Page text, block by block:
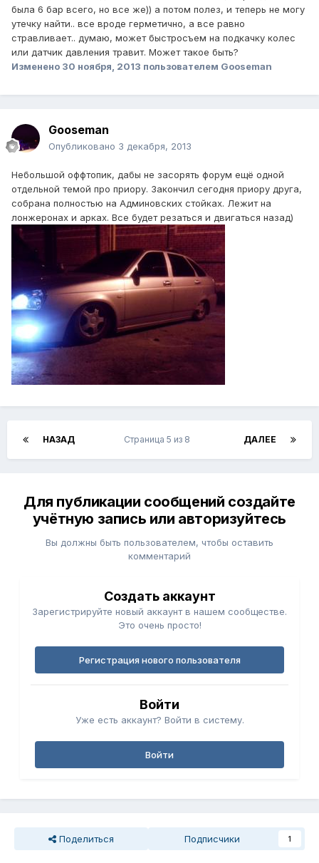
была 6 бар всего, но все же)) а потом полез, и теперь не могу
утечку найти.. все вроде герметично, а все равно
стравливает.. думаю, может быстросъем на подкачку колес
или датчик давления травит. Может такое быть?
Изменено 30 ноября, 2013 пользователем Gooseman
Gooseman
Опубликовано 3 декабря, 2013
Небольшой оффтопик, дабы не засорять форум ещё одной
отдельной темой про приору. Закончил сегодня приору друга,
собрана полностью на Админовских стойках. Лежит на
лонжеронах и арках. Все будет резаться и двигаться назад)
НАЗАД ДАЛЕЕ
Страница 5 из 8
Для публикации сообщений создайте
учётную запись или авторизуйтесь
Вы должны быть пользователем, чтобы оставить
комментарий
Создать аккаунт
Зарегистрируйте новый аккаунт в нашем сообществе.
Это очень просто!
Регистрация нового пользователя
Войти
Уже есть аккаунт? Войти в систему.
Войти
Поделиться Подписчики 1